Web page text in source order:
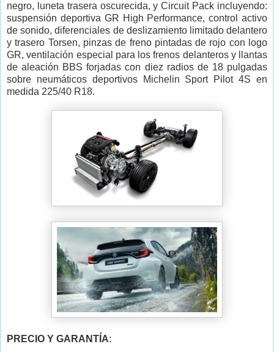
negro, luneta trasera oscurecida, y Circuit Pack incluyendo:
suspensión deportiva GR High Performance, control activo
de sonido, diferenciales de deslizamiento limitado delantero
y trasero Torsen, pinzas de freno pintadas de rojo con logo
GR, ventilación especial para los frenos delanteros y llantas
de aleación BBS forjadas con diez radios de 18 pulgadas
sobre neumáticos deportivos Michelin Sport Pilot 4S en
medida 225/40 R18.
PRECIO Y GARANTÍA: